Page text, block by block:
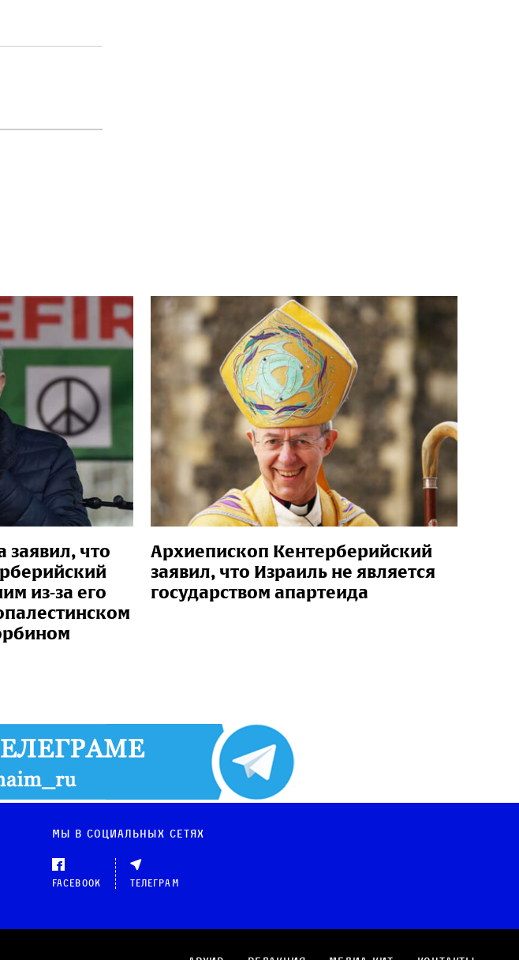
заявил, что
из-за его
Архиепископ Кентерберийский
заявил, что Израиль не является
государством апартеида
Мы в социальных сетях
Facebook Телеграм
Архив Редакция Медиа-кит Контакты